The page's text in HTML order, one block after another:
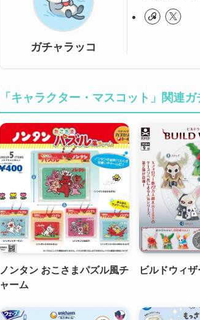
ガチャラッコ
「キャラクター・マスコット」関連ガ
ノンタン おこさまパズル風チ
ャーム
ビルドウィ